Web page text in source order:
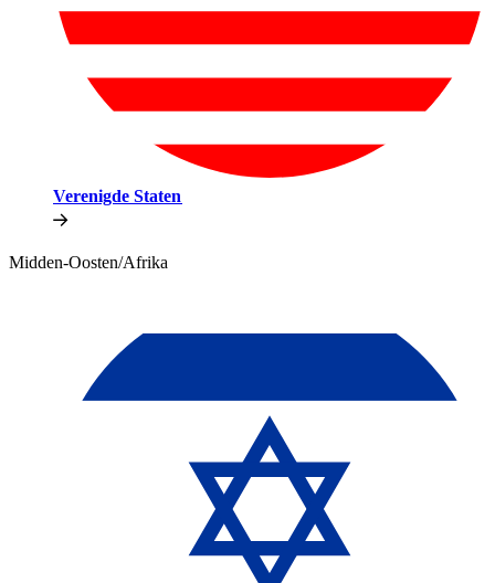
Verenigde Staten​​
Midden-Oosten/Afrika​​